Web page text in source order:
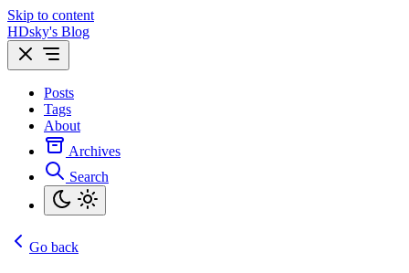
Skip to content
HDsky's Blog
Posts
Tags
About
Archives
Search
Go back